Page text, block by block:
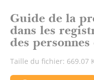
Guide de la
dans les
des
Taille du fichier: 669.07